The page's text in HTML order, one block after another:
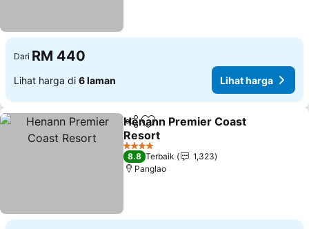
Dari RM 440
Lihat harga di 6 laman Lihat harga
KongsiTambah ke favorit
Henann Premier Coast
Resort
Lihat harga
4 Bintang
8.8 Terbaik
1,323
Panglao